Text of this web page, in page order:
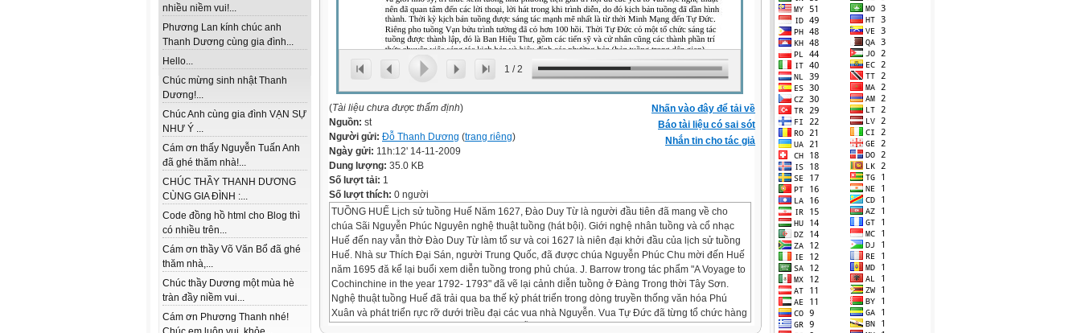
nhiều niềm vui!...
Phương Lan kính chúc anh
Thanh Dương cùng gia đình...
Hello...
Chúc mừng sinh nhật Thanh
Dương!...
Chúc Anh cùng gia đình VẠN SỰ
NHƯ Ý ...
Cám ơn thấy Nguyễn Tuấn Anh
đã ghé thăm nhà!...
CHÚC THẦY THANH DƯƠNG
CÙNG GIA ĐÌNH :...
Code đồng hồ html cho Blog thì
có nhiều trên...
Cám ơn thầy Võ Văn Bổ đã ghé
thăm nhà,...
Chúc thầy Dương một mùa hè
tràn đầy niềm vui...
Cám ơn Phương Thanh nhé!
1 /2
Nhấn vào đây để tải về
Báo tài liệu có sai sót
Nhắn tin cho tác giả
(Tài liệu chưa được thẩm định)
Nguồn: st
Người gửi: Đỗ Thanh Dương (trang riêng)
Ngày gửi: 11h:12' 14-11-2009
Dung lượng: 35.0 KB
Số lượt tải: 1
Số lượt thích: 0 người
TUỒNG HUẾ Lịch sử tuồng Huế Năm 1627, Đào Duy Từ là người đầu tiên đã mang về cho
chúa Sãi Nguyễn Phúc Nguyên nghệ thuật tuồng (hát bội). Giới nghệ nhân tuồng và cổ nhạc
Huế đến nay vẫn thờ Đào Duy Từ làm tổ sư và coi 1627 là niên đại khởi đầu của lịch sử tuồng
Huế. Nhà sư Thích Đại Sán, người Trung Quốc, đã được chúa Nguyễn Phúc Chu mời đến Huế
năm 1695 đă kể lại buổi xem diễn tuồng trong phủ chúa. J. Barrow trong tác phẩm "A Voyage to
Cochinchine in the year 1792- 1793" đã vẽ lại cảnh diễn tuồng ở Đàng Trong thời Tây Sơn.
Nghệ thuật tuồng Huế đã trải qua ba thế kỷ phát triển trong dòng truyền thống văn hóa Phú
Xuân và phát triển rực rỡ dưới triều đại các vua nhà Nguyễn. Vua Tự Đức đã từng tổ chức hàng